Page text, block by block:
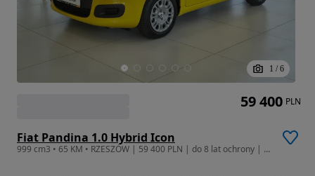
1 / 6
Fiat Pandina 1.0 Hybrid Icon
999 cm3 • 65 KM • RZESZÓW | 59 400 PLN | do 8 lat ochrony | klima + radio
59 400 PLN